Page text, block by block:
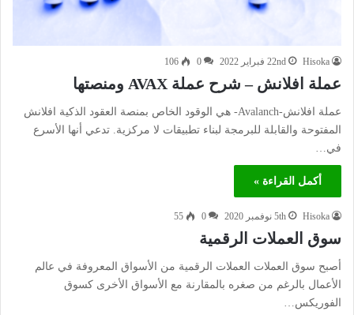
Hisoka 22nd فبراير 2022 0
106
عملة افلانش – شرح عملة AVAX ومنصتها
عملة افلانش-Avalanch- هي الوقود الخاص بمنصة العقود الذكية افلانش
المفتوحة والقابلة للبرمجة لبناء تطبيقات لا مركزية. تدعي أنها الأسرع
في…
أكمل القراءة »
Hisoka 5th نوفمبر 2020 0
55
سوق العملات الرقمية
أصبح سوق العملات العملات الرقمية من الأسواق المعروفة في عالم
الأعمال بالرغم من صغره بالمقارنة مع الأسواق الأخرى كسوق
الفوريكس…